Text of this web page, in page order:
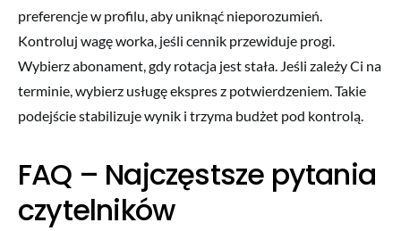
preferencje w profilu, aby uniknąć nieporozumień.
Kontroluj wagę worka, jeśli cennik przewiduje progi.
Wybierz abonament, gdy rotacja jest stała. Jeśli zależy Ci na
terminie, wybierz usługę ekspres z potwierdzeniem. Takie
podejście stabilizuje wynik i trzyma budżet pod kontrolą.
FAQ – Najczęstsze pytania
czytelników